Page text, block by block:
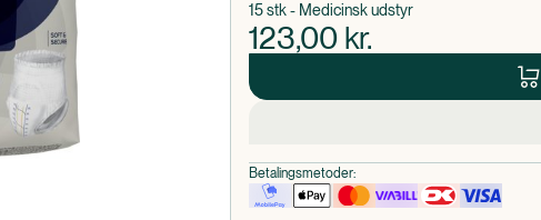
15 stk - Medicinsk udstyr
123,00 kr.
Betalingsmetoder: